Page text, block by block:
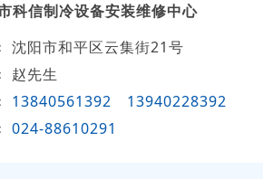
科信制冷设备安装维修中心
沈阳市和平区云集街21号
赵先生
13840561392 13940228392
024-88610291